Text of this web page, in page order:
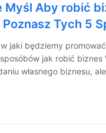
Myśl Aby robić
Poznasz Tych 5
jaki będziemy promować
jak robić biznes
własnego biznesu,